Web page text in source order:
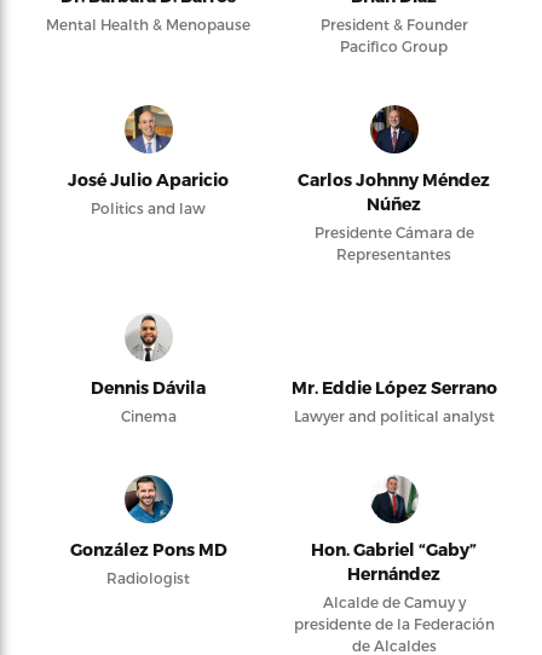
Mental Health & Menopause
President & Founder
Pacifico Group
José Julio Aparicio
Politics and law
Carlos Johnny Méndez
Núñez
Presidente Cámara de
Representantes
Dennis Dávila
Cinema
Mr. Eddie López Serrano
Lawyer and political analyst
González Pons MD
Radiologist
Hon. Gabriel “Gaby”
Hernández
Alcalde de Camuy y
presidente de la Federación
de Alcaldes